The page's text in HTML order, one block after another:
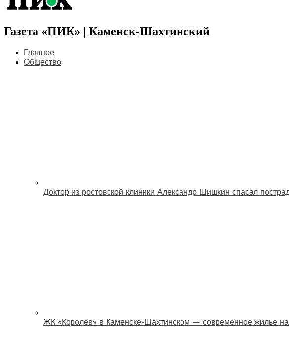
Газета «ПИК» | Каменск-Шахтинский
Главное
Общество
Доктор из ростовской клиники Александр Шишкин спасал
ЖК «Королев» в Каменске-Шахтинском — современное жилье